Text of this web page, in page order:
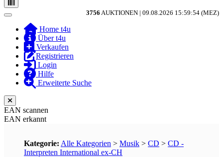
3756 AUKTIONEN | 09.08.2026 15:59:54 (MEZ)
Toggle navigation
Home t4u
Über t4u
Verkaufen
Registrieren
Login
Hilfe
Erweiterte Suche
EAN scannen
EAN erkannt
Kategorie: Alle Kategorien > Musik > CD > CD -
Interpreten International ex-CH